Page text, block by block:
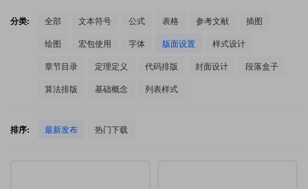
分类: 全部 文本符号 公式 表格 参考文献
插图
绘图
宏包使用 字体 版面设置
样式设计
章节目录
定理定义 代码排版 封面设计
段落盒子
算法排版
基础概念 列表样式
排序: 最新发布 热门下载